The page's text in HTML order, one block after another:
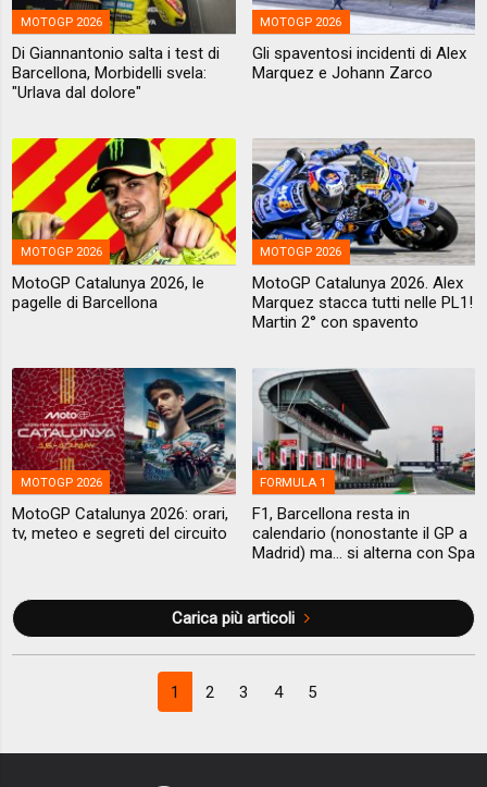
MOTOGP 2026
Di Giannantonio salta i test di
Barcellona, Morbidelli svela:
"Urlava dal dolore"
MOTOGP 2026
Gli spaventosi incidenti di Alex
Marquez e Johann Zarco
MOTOGP 2026
MotoGP Catalunya 2026, le
pagelle di Barcellona
MOTOGP 2026
MotoGP Catalunya 2026. Alex
Marquez stacca tutti nelle PL1!
Martin 2° con spavento
MOTOGP 2026
MotoGP Catalunya 2026: orari,
tv, meteo e segreti del circuito
FORMULA 1
F1, Barcellona resta in
calendario (nonostante il GP a
Madrid) ma... si alterna con Spa
Carica più articoli
1 2 3 4 5